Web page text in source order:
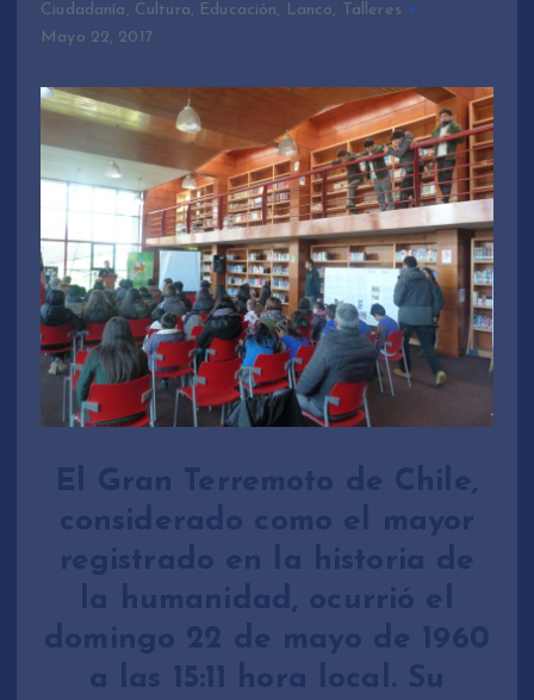
Ciudadanía , Cultura, Educación, Lanco,
Talleres
Mayo 22, 2017
El Gran Terremoto de Chile,
considerado como el mayor
registrado en la historia de
la humanidad, ocurrió el
domingo 22 de mayo de 1960
a las 15:11 hora local. Su